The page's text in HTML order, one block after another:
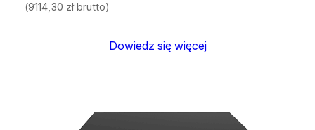
(9114,30 złbrutto)
Dowiedz się więcej